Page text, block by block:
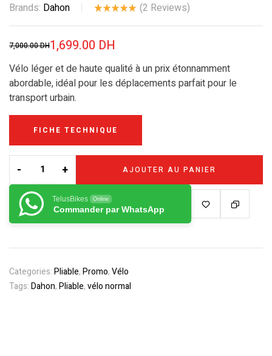
Brands: Dahon
sur
notations
client
(2 Reviews)
7,000.00DH1,699.00 DH
Vélo léger et de haute qualité à un prix étonnamment
abordable, idéal pour les déplacements parfait pour le
transport urbain.
FICHE TECHNIQUE
- + AJOUTER AU PANIER
TelusBikes Online
Commander par WhatsApp
Categories:Pliable,Promo,Vélo
Tags:Dahon,Pliable,vélo normal